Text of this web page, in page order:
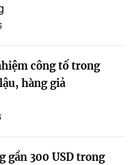
công tố trong
hàng giả
gần 300 USD trong